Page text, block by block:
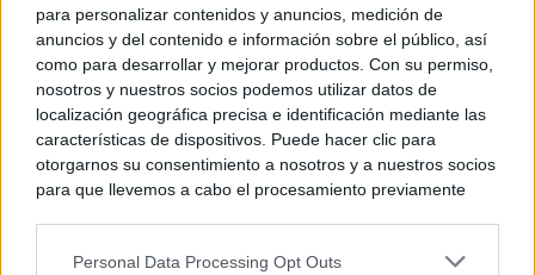
para personalizar contenidos y anuncios, medición de
anuncios y del contenido e información sobre el público, así
como para desarrollar y mejorar productos. Con su permiso,
nosotros y nuestros socios podemos utilizar datos de
localización geográfica precisa e identificación mediante las
características de dispositivos. Puede hacer clic para
otorgarnos su consentimiento a nosotros y a nuestros socios
para que llevemos a cabo el procesamiento previamente
negar su consentimiento. Tenga en cuenta que algún
Personal Data Processing Opt Outs
© Kiosko.net Aviso Legal Privacidad y Cookies